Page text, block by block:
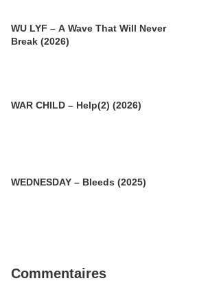
WU LYF – A Wave That Will Never
Break (2026)
WAR CHILD – Help(2) (2026)
WEDNESDAY – Bleeds (2025)
Commentaires